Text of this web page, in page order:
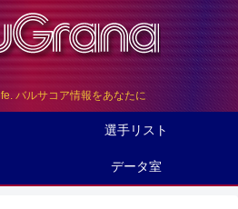
バルサコア情報をあなたに
選手リスト
データ室